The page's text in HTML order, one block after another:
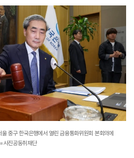
중구 한국은행에서 열린 금융통화위원회 본회의에
사진공동취재단